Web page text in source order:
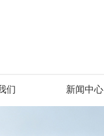
们 新闻中心